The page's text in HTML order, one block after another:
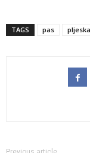
TAGS pas